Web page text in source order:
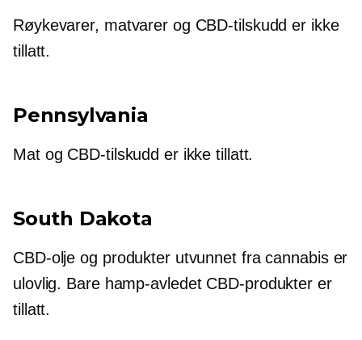
Røykevarer, matvarer og CBD-tilskudd er ikke
tillatt.
Pennsylvania
Mat og CBD-tilskudd er ikke tillatt.
South Dakota
CBD-olje og produkter utvunnet fra cannabis er
ulovlig. Bare hamp-avledetCBD-produkter er
tillatt.